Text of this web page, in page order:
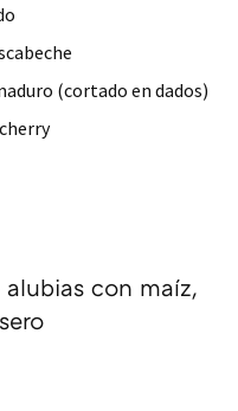
(cortado en dados)
con maíz,